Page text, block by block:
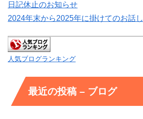
日記休止のお知らせ
2024年末から2025年に掛けてのお話し
人気ブログランキング
最近の投稿 – ブログ